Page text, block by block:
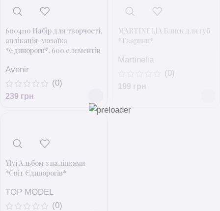
6004110 Набір для творчості,
аплікація-мозаїка
*Єдинороги*, 600 елементів
Avenir
(0)
239 грн
MARTINELIA Блиск для губ
*Тварини*
Martinelia
(0)
199 грн
Ylvi Альбом з наліпками
*Світ Єдинорогів*
TOP MODEL
(0)